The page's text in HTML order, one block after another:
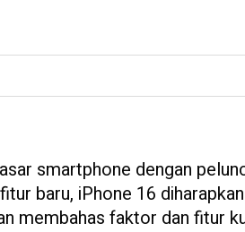
smartphone dengan
baru, iPhone 16 diharapkan
membahas faktor dan fitur